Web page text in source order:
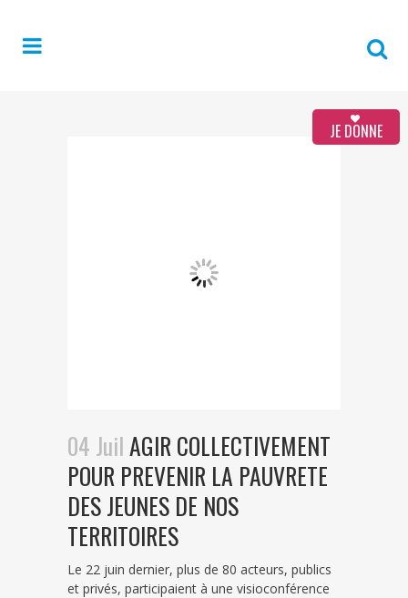
JE DONNE
04 JuilAGIR COLLECTIVEMENT
POUR PREVENIR LA PAUVRETE
DES JEUNES DE NOS
TERRITOIRES
Le 22 juin dernier, plus de 80 acteurs, publics
et privés, participaient à une visioconférence